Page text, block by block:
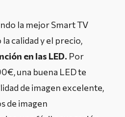
la mejor Smart TV
calidad y el precio,
en las LED. Por
una buena LED te
de imagen excelente,
de imagen